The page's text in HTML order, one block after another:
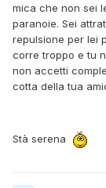
mica che non sei
paranoie. Sei
repulsione per lei
corre troppo e tu
non accetti
cotta della tua
Stà serena